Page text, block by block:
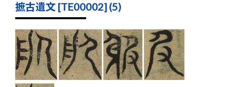
摭古遺文 [TE00002] (5)